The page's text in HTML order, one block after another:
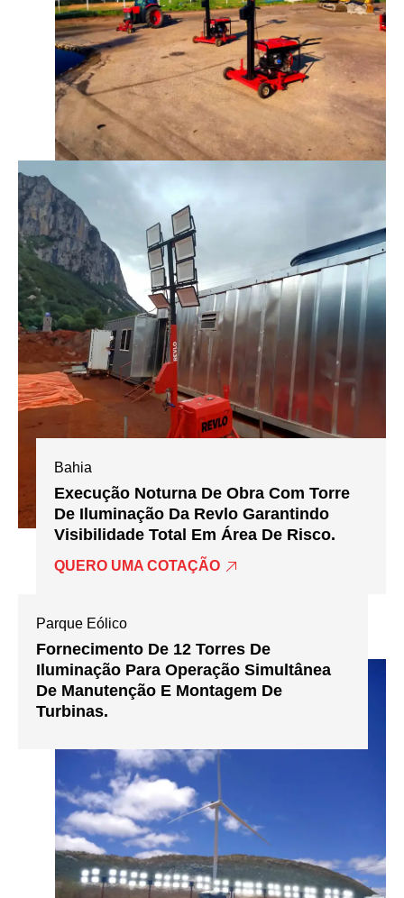
Bahia
Execução Noturna De Obra Com Torre
De Iluminação Da Revlo Garantindo
Visibilidade Total Em Área De Risco.
QUERO UMA COTAÇÃO
Parque Eólico
Fornecimento De 12 Torres De
Iluminação Para Operação Simultânea
De Manutenção E Montagem De
Turbinas.